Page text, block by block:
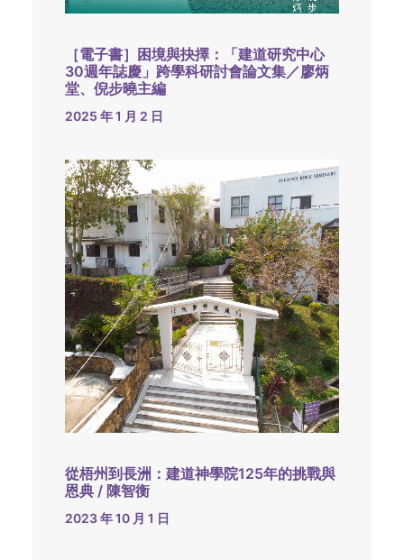
［電子書］困境與抉擇：「建道研究中心
30週年誌慶」跨學科研討會論文集／廖炳
堂、倪步曉主編
2025 年 1 月 2 日
從梧州到長洲：建道神學院125年的挑戰與
恩典 / 陳智衡
2023 年 10 月 1 日